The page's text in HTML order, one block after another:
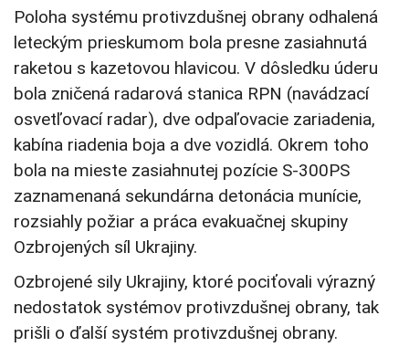
Poloha systému protivzdušnej obrany odhalená
leteckým prieskumom bola presne zasiahnutá
raketou s kazetovou hlavicou. V dôsledku úderu
bola zničená radarová stanica RPN (navádzací
osvetľovací radar), dve odpaľovacie zariadenia,
kabína riadenia boja a dve vozidlá. Okrem toho
bola na mieste zasiahnutej pozície S-300PS
zaznamenaná sekundárna detonácia munície,
rozsiahly požiar a práca evakuačnej skupiny
Ozbrojených síl Ukrajiny.
Ozbrojené sily Ukrajiny, ktoré pociťovali výrazný
nedostatok systémov protivzdušnej obrany, tak
prišli o ďalší systém protivzdušnej obrany.